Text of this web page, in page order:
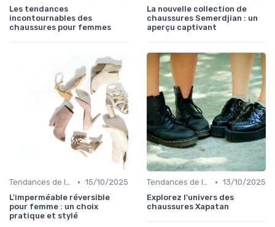
Les tendances
incontournables des
chaussures pour femmes
La nouvelle collection de
chaussures Semerdjian : un
aperçu captivant
Tendances de la Mode • 15/10/2025
L'imperméable réversible
pour femme : un choix
pratique et stylé
Tendances de la Mode • 13/10/2025
Explorez l'univers des
chaussures Xapatan